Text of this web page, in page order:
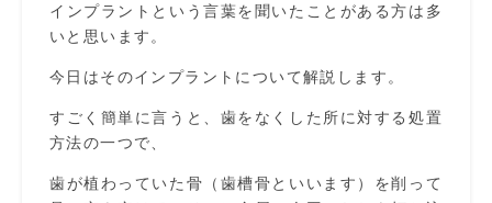
インプラントという言葉を聞いたことがある方は多
いと思います。
今日はそのインプラントについて解説します。
すごく簡単に言うと、歯をなくした所に対する処置
方法の一つで、
歯が植わっていた骨（歯槽骨といいます）を削って